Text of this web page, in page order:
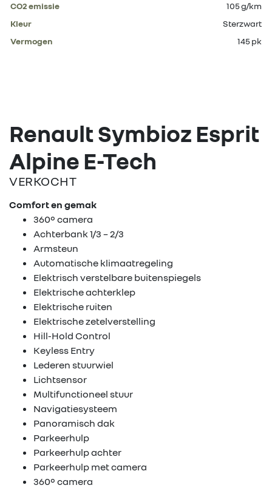
CO2 emissie
105 g/km
Kleur
Sterzwart
Vermogen
145 pk
Renault Symbioz Esprit
Alpine E-Tech
VERKOCHT
Comfort en gemak
360° camera
Achterbank 1/3 – 2/3
Armsteun
Automatische klimaatregeling
Elektrisch verstelbare buitenspiegels
Elektrische achterklep
Elektrische ruiten
Elektrische zetelverstelling
Hill-Hold Control
Keyless Entry
Lederen stuurwiel
Lichtsensor
Multifunctioneel stuur
Navigatiesysteem
Panoramisch dak
Parkeerhulp
Parkeerhulp achter
Parkeerhulp met camera
360° camera